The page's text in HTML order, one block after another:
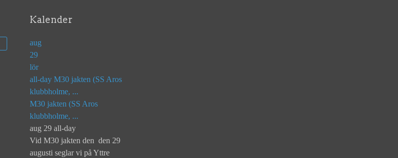
Kalender
aug
29
lör
all-day M30 jakten (SS Aros
klubbholme, ...
M30 jakten (SS Aros
klubbholme, ...
aug 29 all-day
Vid M30 jakten den den 29
augusti seglar vi på Yttre